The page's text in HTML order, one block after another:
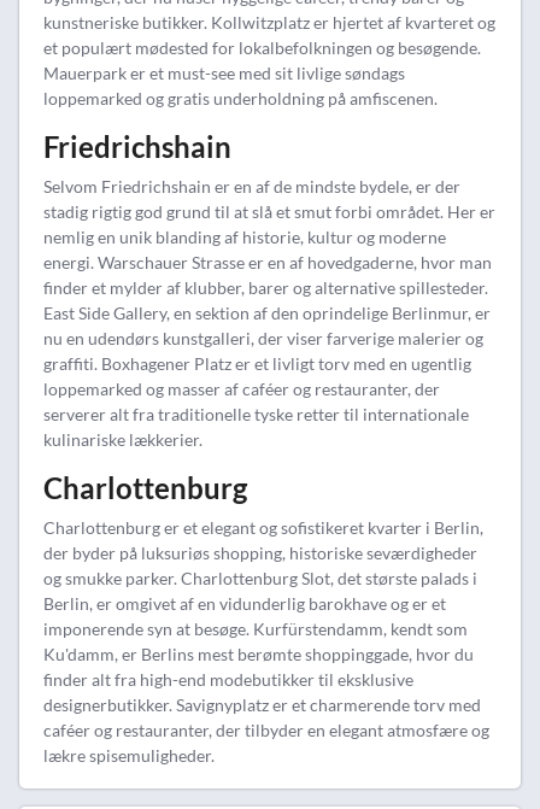
kunstneriske butikker. Kollwitzplatz er hjertet af kvarteret og
et populært mødested for lokalbefolkningen og besøgende.
Mauerpark er et must-see med sit livlige søndags
loppemarked og gratis underholdning på amfiscenen.
Friedrichshain
Selvom Friedrichshain er en af de mindste bydele, er der
stadig rigtig god grund til at slå et smut forbi området. Her er
nemlig en unik blanding af historie, kultur og moderne
energi. Warschauer Strasse er en af hovedgaderne, hvor man
finder et mylder af klubber, barer og alternative spillesteder.
East Side Gallery, en sektion af den oprindelige Berlinmur, er
nu en udendørs kunstgalleri, der viser farverige malerier og
graffiti. Boxhagener Platz er et livligt torv med en ugentlig
loppemarked og masser af caféer og restauranter, der
serverer alt fra traditionelle tyske retter til internationale
kulinariske lækkerier.
Charlottenburg
Charlottenburg er et elegant og sofistikeret kvarter i Berlin,
der byder på luksuriøs shopping, historiske seværdigheder
og smukke parker. Charlottenburg Slot, det største palads i
Berlin, er omgivet af en vidunderlig barokhave og er et
imponerende syn at besøge. Kurfürstendamm, kendt som
Ku'damm, er Berlins mest berømte shoppinggade, hvor du
finder alt fra high-end modebutikker til eksklusive
designerbutikker. Savignyplatz er et charmerende torv med
caféer og restauranter, der tilbyder en elegant atmosfære og
lækre spisemuligheder.